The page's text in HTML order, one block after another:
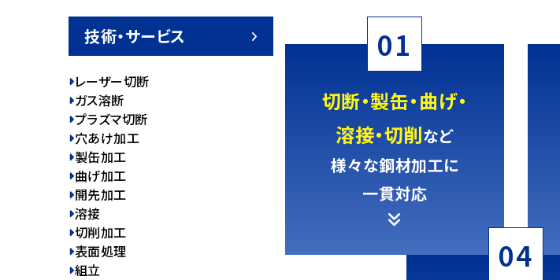
01
切断・製缶・曲げ・
溶接・切削など
様々な鋼材加工に
一貫対応
04
技術・サービス
レーザー切断
ガス溶断
プラズマ切断
穴あけ加工
製缶加工
曲げ加工
開先加工
溶接
切削加工
表面処理
組立